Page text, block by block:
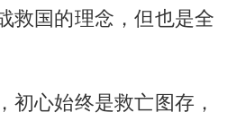
救国的理念，但也是全
初心始终是救亡图存，